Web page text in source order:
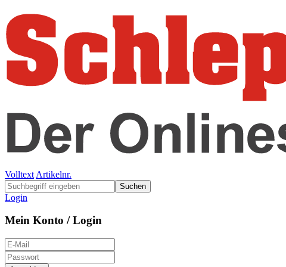
Volltext Artikelnr.
Suchen
Login
Mein Konto / Login